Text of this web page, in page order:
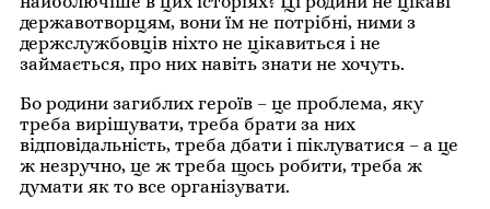
державотворцям, вони їм не потрібні, ними з
держслужбовців ніхто не цікавиться і не
займається, про них навіть знати не хочуть.
Бо родини загиблих героїв – це проблема, яку
треба вирішувати, треба брати за них
відповідальність, треба дбати і піклуватися – а це
ж незручно, це ж треба щось робити, треба ж
думати як то все організувати.